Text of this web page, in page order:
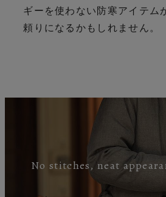
ギーを使わない防寒アイテム
頼りになるかもしれません。
No stitches, neat